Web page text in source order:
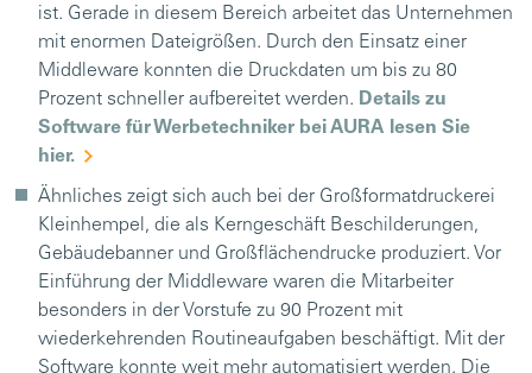
ist. Gerade in diesem Bereich arbeitet das Unternehmen
mit enormen Dateigrößen. Durch den Einsatz einer
Middleware konnten die Druckdaten um bis zu 80
Prozent schneller aufbereitet werden. Details zu
Software für Werbetechniker bei AURA lesen Sie
hier.
Ähnliches zeigt sich auch bei der Großformatdruckerei
Kleinhempel, die als Kerngeschäft Beschilderungen,
Gebäudebanner und Großflächendrucke produziert. Vor
Einführung der Middleware waren die Mitarbeiter
besonders in der Vorstufe zu 90 Prozent mit
wiederkehrenden Routineaufgaben beschäftigt. Mit der
Software konnte weit mehr automatisiert werden. Die